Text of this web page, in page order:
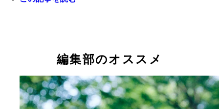
編集部のオススメ